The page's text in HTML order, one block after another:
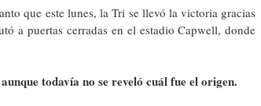
que este lunes, la Tri se llevó la victoria gracias
a puertas cerradas en el estadio Capwell, donde
todavía no se reveló cuál fue el origen.